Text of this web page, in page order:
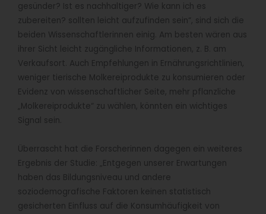
gesünder? Ist es nachhaltiger? Wie kann ich es
zubereiten? sollten leicht aufzufinden sein“, sind sich die
beiden Wissenschaftlerinnen einig. Am besten wären aus
ihrer Sicht leicht zugängliche Informationen, z. B. am
Verkaufsort. Auch Empfehlungen in Ernährungsrichtlinien,
weniger tierische Molkereiprodukte zu konsumieren oder
Evidenz von wissenschaftlicher Seite, mehr pflanzliche
„Molkereiprodukte“ zu wählen, könnten ein wichtiges
Signal sein.
Überrascht hat die Forscherinnen dagegen ein weiteres
Ergebnis der Studie: „Entgegen unserer Erwartungen
haben das Bildungsniveau und andere
soziodemografische Faktoren keinen statistisch
gesicherten Einfluss auf die Konsumhäufigkeit von